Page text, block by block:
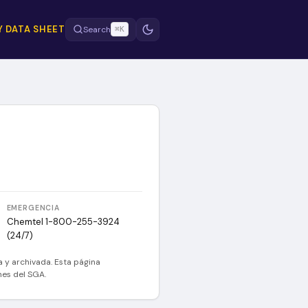
DATA SHEET Search ⌘K
EMERGENCIA
Chemtel 1-800-255-3924
(24/7)
y archivada. Esta página
del SGA.